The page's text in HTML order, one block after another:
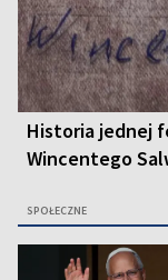
Historia jednej
Wincentego
SPOŁECZNE